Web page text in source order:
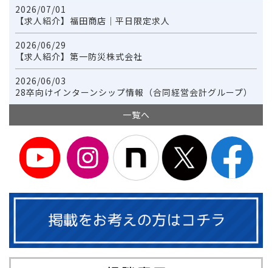
2026/07/01
【求人紹介】福田商店｜平日限定求人
2026/06/29
【求人紹介】第一防災株式会社
2026/06/03
28卒向けインターンシップ情報（合同経営会計グループ）
一覧へ